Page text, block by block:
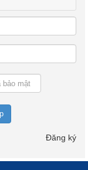
Đăng ký